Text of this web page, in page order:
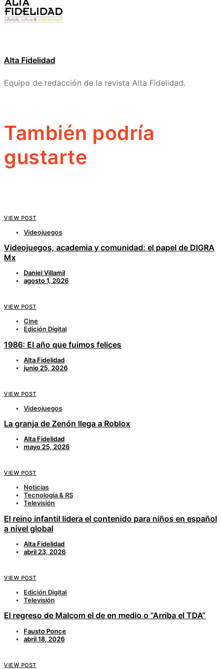
Alta Fidelidad
Equipo de redacción de la revista Alta Fidelidad.
También podría
gustarte
VIEW POST
Videojuegos
Videojuegos, academia y comunidad: el papel de DIGRA
Mx
Daniel Villamil
agosto 1, 2026
VIEW POST
Cine
Edición Digital
1986: El año que fuimos felices
Alta Fidelidad
junio 25, 2026
VIEW POST
Videojuegos
La granja de Zenón llega a Roblox
Alta Fidelidad
mayo 25, 2026
VIEW POST
Noticias
Tecnología & RS
Televisión
El reino infantil lidera el contenido para niños en español
a nivel global
Alta Fidelidad
abril 23, 2026
VIEW POST
Edición Digital
Televisión
El regreso de Malcom el de en medio o “Arriba el TDA”
Fausto Ponce
abril 18, 2026
VIEW POST